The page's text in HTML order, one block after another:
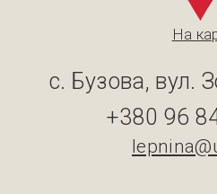
На
с. Бузова, вул.
+380 96